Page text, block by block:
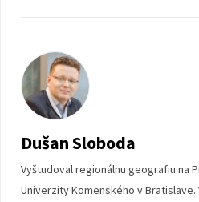
Dušan Sloboda
Vyštudoval regionálnu geografiu na
Univerzity Komenského v Bratislave.